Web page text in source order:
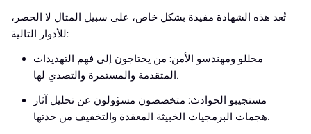
تُعد هذه الشهادة مفيدة بشكل خاص، على سبيل المثال لا الحصر،
للأدوار التالية:
محللو ومهندسو الأمن: من يحتاجون إلى فهم التهديدات
المتقدمة والمستمرة والتصدي لها.
مستجيبو الحوادث: متخصصون مسؤولون عن تحليل آثار
هجمات البرمجيات الخبيثة المعقدة والتخفيف من حدتها.